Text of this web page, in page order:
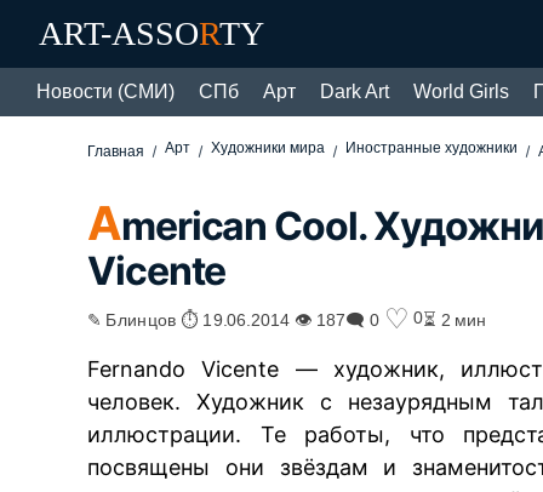
ART-ASSORTY
Новости (СМИ) СПб Арт Dark Art World Girls
Главная Арт Художники мира Иностранные художники
American Cool.
Vicente
✎ Блинцов ⏱ 19.06.2014 👁 187🗨 0 ♡ 0⏳ 2 мин
Fernando Vicente — художник,
человек. Художник с незаурядным
иллюстрации. Те работы, что
посвящены они звёздам и